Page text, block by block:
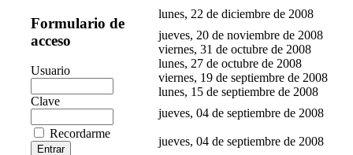
Formulario de
acceso
Usuario
Clave
Recordarme
lunes, 22 de diciembre de 2008
jueves, 20 de noviembre de 2008
viernes, 31 de octubre de 2008
lunes, 27 de octubre de 2008
viernes, 19 de septiembre de 2008
lunes, 15 de septiembre de 2008
jueves, 04 de septiembre de 2008
jueves, 04 de septiembre de 2008